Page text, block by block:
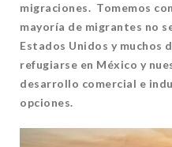
migraciones. Tomemos
mayoría de migrantes no
Estados Unidos y muchos
refugiarse en México y
desarrollo comercial e
opciones.